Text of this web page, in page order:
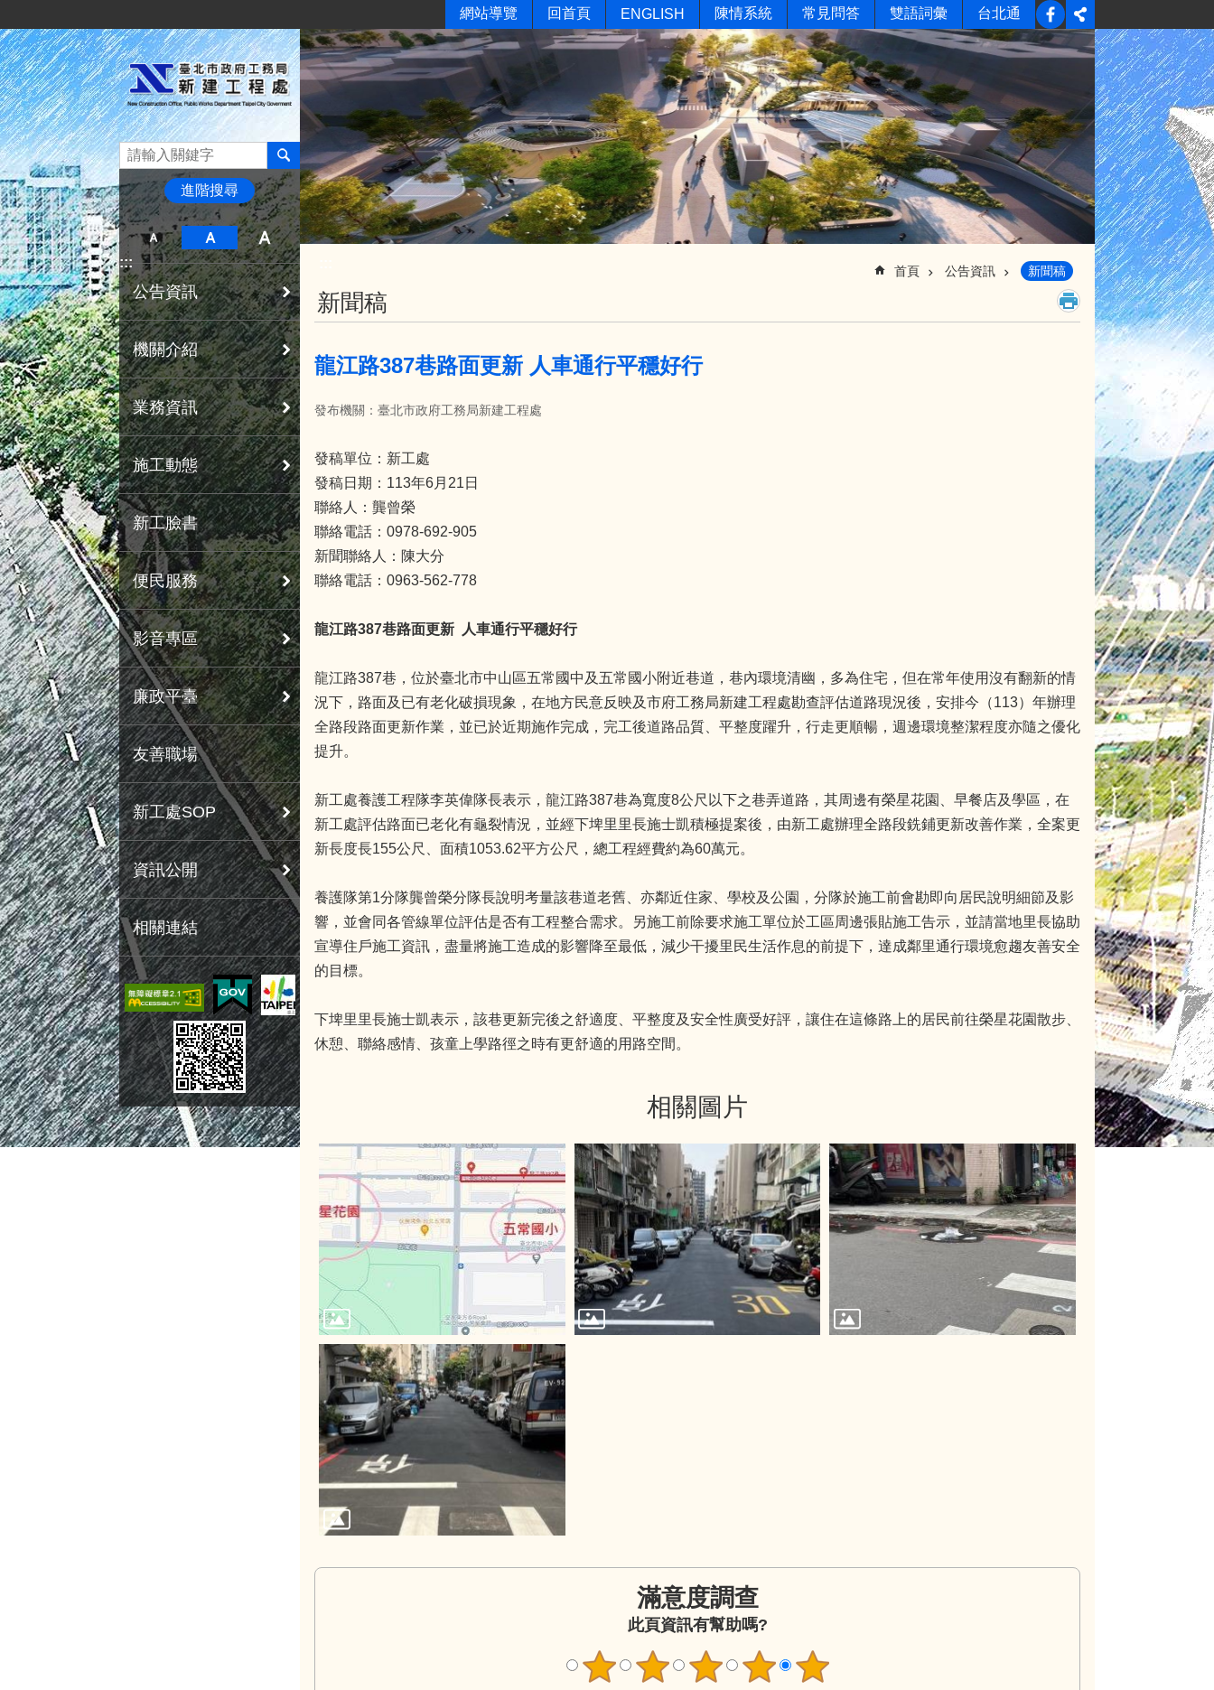
網站導覽 回首頁 ENGLISH 陳情系統 常見問答 雙語詞彙 台北通
進階搜尋
:::
公告資訊
機關介紹
業務資訊
施工動態
新工臉書
便民服務
影音專區
廉政平臺
友善職場
新工處SOP
資訊公開
相關連結
首頁 公告資訊 新聞稿
新聞稿
龍江路387巷路面更新 人車通行平穩好行
發布機關：臺北市政府工務局新建工程處
發稿單位：新工處
發稿日期：113年6月21日
聯絡人：龔曾榮
聯絡電話：0978-692-905
新聞聯絡人：陳大分
聯絡電話：0963-562-778
龍江路387巷路面更新 人車通行平穩好行
龍江路387巷，位於臺北市中山區五常國中及五常國小附近巷道，巷內環境清幽，多為住宅，但在常年使用沒有翻新的情
況下，路面及已有老化破損現象，在地方民意反映及市府工務局新建工程處勘查評估道路現況後，安排今（113）年辦理
全路段路面更新作業，並已於近期施作完成，完工後道路品質、平整度躍升，行走更順暢，週邊環境整潔程度亦隨之優化
提升。
新工處養護工程隊李英偉隊長表示，龍江路387巷為寬度8公尺以下之巷弄道路，其周邊有榮星花園、早餐店及學區，在
新工處評估路面已老化有龜裂情況，並經下埤里里長施士凱積極提案後，由新工處辦理全路段銑鋪更新改善作業，全案更
新長度長155公尺、面積1053.62平方公尺，總工程經費約為60萬元。
養護隊第1分隊龔曾榮分隊長說明考量該巷道老舊、亦鄰近住家、學校及公園，分隊於施工前會勘即向居民說明細節及影
響，並會同各管線單位評估是否有工程整合需求。另施工前除要求施工單位於工區周邊張貼施工告示，並請當地里長協助
宣導住戶施工資訊，盡量將施工造成的影響降至最低，減少干擾里民生活作息的前提下，達成鄰里通行環境愈趨友善安全
的目標。
下埤里里長施士凱表示，該巷更新完後之舒適度、平整度及安全性廣受好評，讓住在這條路上的居民前往榮星花園散步、
休憩、聯絡感情、孩童上學路徑之時有更舒適的用路空間。
相關圖片
滿意度調查
此頁資訊有幫助嗎?